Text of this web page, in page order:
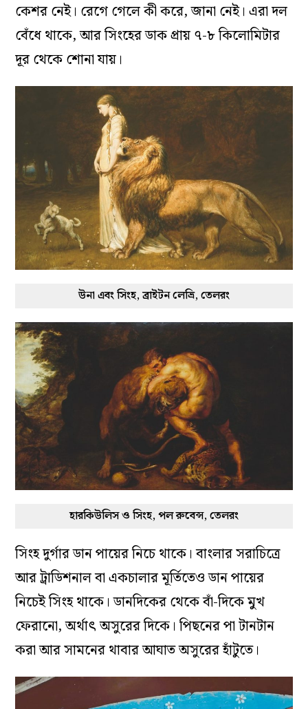
কেশর নেই। রেগে গেলে কী করে, জানা নেই। এরা দল
বেঁধে থাকে, আর সিংহের ডাক প্রায় ৭-৮ কিলোমিটার
দূর থেকে শোনা যায়।
উনা এবং সিংহ, ব্রাইটন লেভ্রি, তেলরং
হারকিউলিস ও সিংহ, পল রুবেন্স, তেলরং
সিংহ দুর্গার ডান পায়ের নিচে থাকে। বাংলার সরাচিত্রে
আর ট্রাডিশনাল বা একচালার মূর্তিতেও ডান পায়ের
নিচেই সিংহ থাকে। ডানদিকের থেকে বাঁ-দিকে মুখ
ফেরানো, অর্থাৎ অসুরের দিকে। পিছনের পা টানটান
করা আর সামনের থাবার আঘাত অসুরের হাঁটুতে।